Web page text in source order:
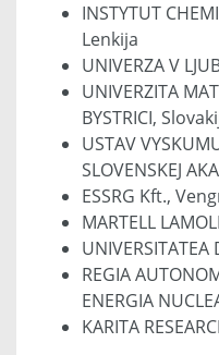
INSTYTUT
Lenkija
UNIVERZA V
UNIVERZITA
BYSTRICI,
USTAV
SLOVENSKEJ
ESSRG Kft.,
MARTELL
REGIA
ENERGIA
KARITA